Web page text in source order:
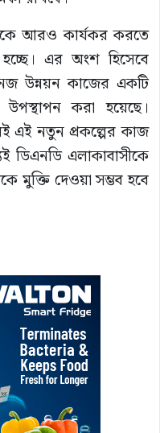
আরও কার্যকর করতে
এর অংশ হিসেবে
উন্নয়ন কাজের একটি
উপস্থাপন করা হয়েছে।
এই নতুন প্রকল্পের কাজ
এলাকাবাসীকে
মুক্তি দেওয়া সম্ভব হবে